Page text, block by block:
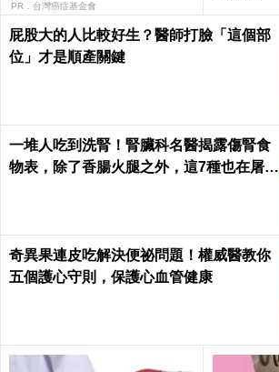
PR．台灣癌症基金會
屁股大的人比較好生？醫師打臉「這個部
位」才是順產關鍵
一堆人吃到洗腎！腎臟科名醫揭露傷腎食
物表，除了香腸火腿之外，這7種也在屠殺
奇異果連皮吃解決便祕問題！權威醫教你
五個護心守則，保護心血管健康